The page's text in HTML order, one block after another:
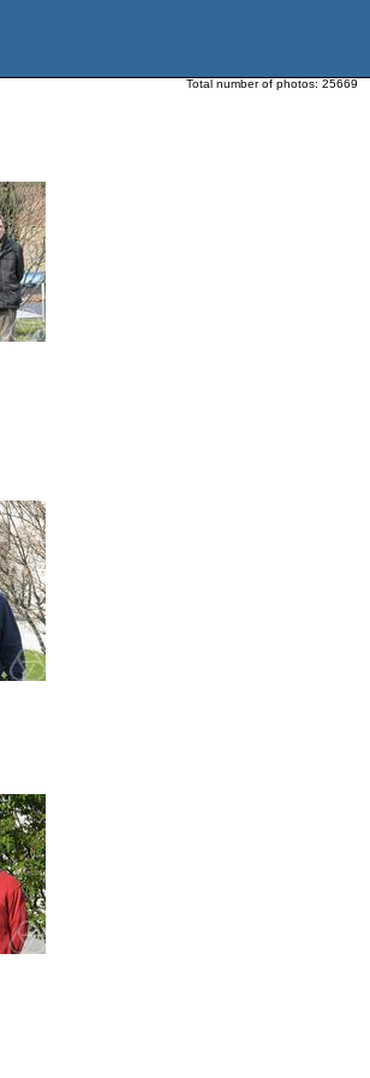
Total number of photos: 25669